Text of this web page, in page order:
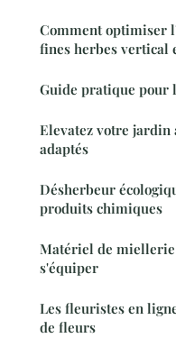
Comment optimiser
fines herbes vertical
Guide pratique pour
Elevatez votre jardin
adaptés
Désherbeur
produits chimiques
Matériel de
s'équiper
Les fleuristes en
de fleurs